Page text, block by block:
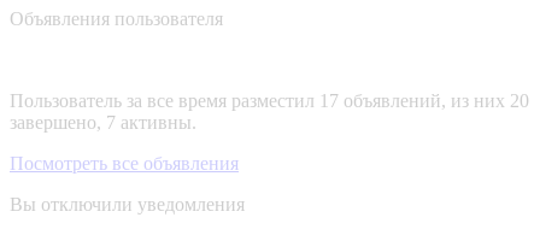
Объявления пользователя
Пользователь за все время разместил 17 объявлений, из них 20
завершено, 7 активны.
Посмотреть все объявления
Вы отключили уведомления